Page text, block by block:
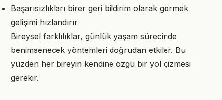
Başarısızlıkları birer geri bildirim olarak görmek
gelişimi hızlandırır
Bireysel farklılıklar, günlük yaşam sürecinde
benimsenecek yöntemleri doğrudan etkiler. Bu
yüzden her bireyin kendine özgü bir yol çizmesi
gerekir.